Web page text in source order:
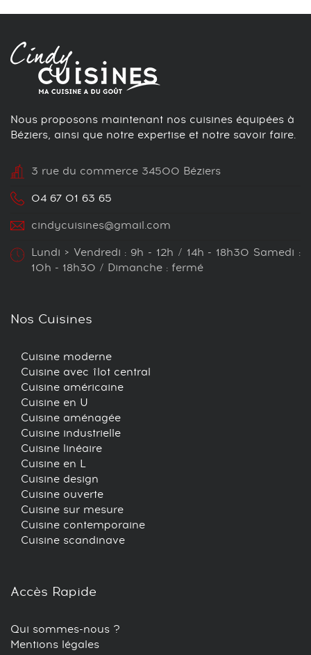
Nous proposons maintenant nos cuisines équipées à
Béziers, ainsi que notre expertise et notre savoir faire.
3 rue du commerce 34500 Béziers
04 67 01 63 65
cindycuisines@gmail.com
Lundi > Vendredi : 9h - 12h / 14h - 18h30 Samedi :
10h - 18h30 / Dimanche : fermé
Nos Cuisines
Cuisine moderne
Cuisine avec îlot central
Cuisine américaine
Cuisine en U
Cuisine aménagée
Cuisine industrielle
Cuisine linéaire
Cuisine en L
Cuisine design
Cuisine ouverte
Cuisine sur mesure
Cuisine contemporaine
Cuisine scandinave
Accès Rapide
Qui sommes-nous ?
Mentions légales